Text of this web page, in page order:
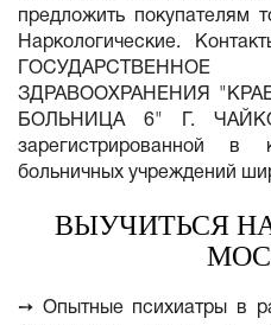
предложить покупателям
Наркологические.
ЗДРАВООХРАНЕНИЯ
БОЛЬНИЦА 6" Г.
зарегистрированной в
больничных учреждений
ВЫУЧИТЬСЯ
➙ Опытные психиатры в